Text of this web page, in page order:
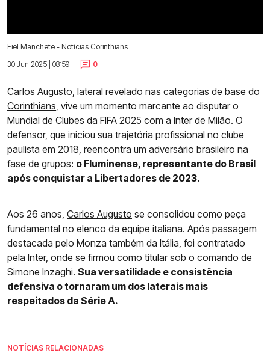
Fiel Manchete - Notícias Corinthians
30 Jun 2025 | 08:59 |
0
Carlos Augusto, lateral revelado nas categorias de base do
Corinthians, vive um momento marcante ao disputar o
Mundial de Clubes da FIFA 2025 com a Inter de Milão. O
defensor, que iniciou sua trajetória profissional no clube
paulista em 2018, reencontra um adversário brasileiro na
fase de grupos: o Fluminense, representante do Brasil
após conquistar a Libertadores de 2023.
Aos 26 anos, Carlos Augusto se consolidou como peça
fundamental no elenco da equipe italiana. Após passagem
destacada pelo Monza também da Itália, foi contratado
pela Inter, onde se firmou como titular sob o comando de
Simone Inzaghi. Sua versatilidade e consistência
defensiva o tornaram um dos laterais mais
respeitados da Série A.
NOTÍCIAS RELACIONADAS